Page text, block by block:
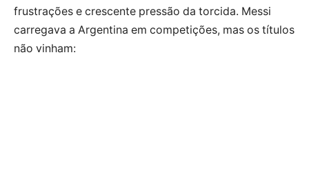
frustrações e crescente pressão da torcida. Messi
carregava a Argentina em competições, mas os títulos
não vinham: